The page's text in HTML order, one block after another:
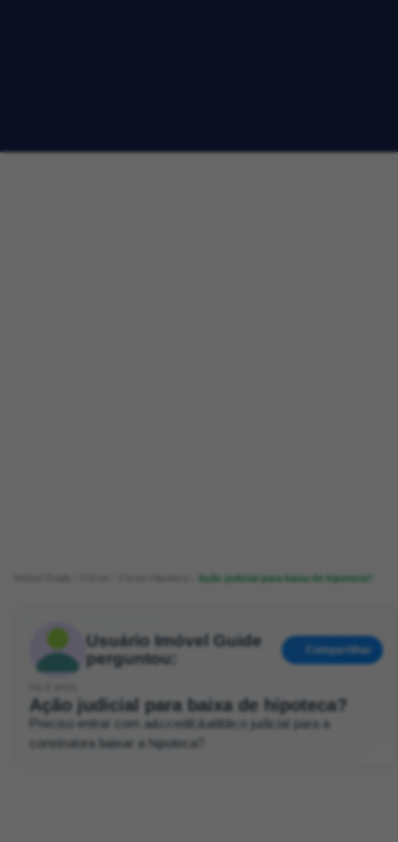
Ação judicial para baixa de hipoteca?
Usuário Imóvel Guide
perguntou:
Compartilhar
Ação judicial para baixa de hipoteca?
Preciso entrar com a&ccedil;&atilde;o judicial para a
construtora baixar a hipoteca?